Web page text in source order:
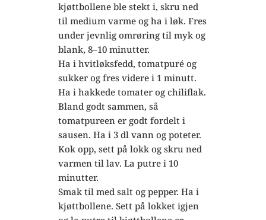
kjøttbollene ble stekt i, skru ned
til medium varme og ha i løk. Fres
under jevnlig omrøring til myk og
blank, 8–10 minutter.
Ha i hvitløksfedd, tomatpuré og
sukker og fres videre i 1 minutt.
Ha i hakkede tomater og chiliflak.
Bland godt sammen, så
tomatpureen er godt fordelt i
sausen. Ha i 3 dl vann og poteter.
Kok opp, sett på lokk og skru ned
varmen til lav. La putre i 10
minutter.
Smak til med salt og pepper. Ha i
kjøttbollene. Sett på lokket igjen